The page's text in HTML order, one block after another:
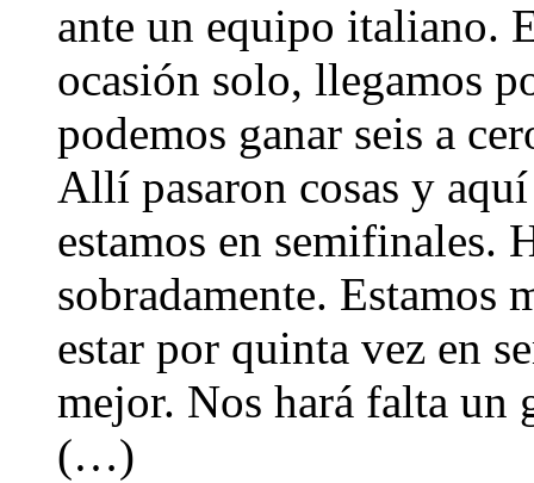
ante un equipo italiano.
ocasión solo, llegamos
podemos ganar seis a
Allí pasaron cosas y
estamos en semifinales.
sobradamente. Estamos
estar por quinta vez en
mejor. Nos hará falta un
(…)